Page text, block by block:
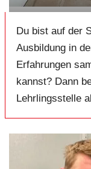
Du bist auf der
Ausbildung in
Erfahrungen
kannst? Dann
Lehrlingsstelle